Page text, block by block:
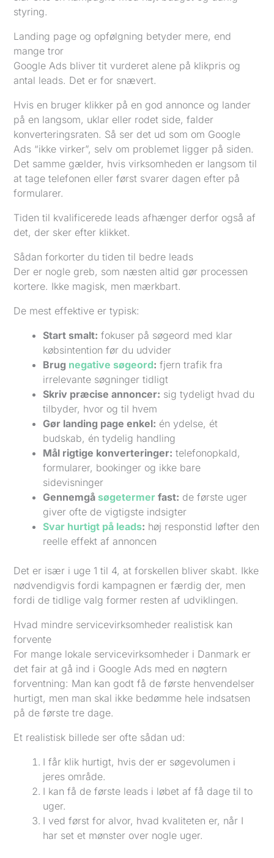
styring.
Landing page og opfølgning betyder mere, end
mange tror
Google Ads bliver tit vurderet alene på klikpris og
antal leads. Det er for snævert.
Hvis en bruger klikker på en god annonce og lander
på en langsom, uklar eller rodet side, falder
konverteringsraten. Så ser det ud som om Google
Ads “ikke virker”, selv om problemet ligger på siden.
Det samme gælder, hvis virksomheden er langsom til
at tage telefonen eller først svarer dagen efter på
formularer.
Tiden til kvalificerede leads afhænger derfor også af
det, der sker efter klikket.
Sådan forkorter du tiden til bedre leads
Der er nogle greb, som næsten altid gør processen
kortere. Ikke magisk, men mærkbart.
De mest effektive er typisk:
Start smalt: fokuser på søgeord med klar
købsintention før du udvider
Brug negative søgeord: fjern trafik fra
irrelevante søgninger tidligt
Skriv præcise annoncer: sig tydeligt hvad du
tilbyder, hvor og til hvem
Gør landing page enkel: én ydelse, ét
budskab, én tydelig handling
Mål rigtige konverteringer: telefonopkald,
formularer, bookinger og ikke bare
sidevisninger
Gennemgå søgetermer fast: de første uger
giver ofte de vigtigste indsigter
Svar hurtigt på leads: høj responstid løfter den
reelle effekt af annoncen
Det er især i uge 1 til 4, at forskellen bliver skabt. Ikke
nødvendigvis fordi kampagnen er færdig der, men
fordi de tidlige valg former resten af udviklingen.
Hvad mindre servicevirksomheder realistisk kan
forvente
For mange lokale servicevirksomheder i Danmark er
det fair at gå ind i Google Ads med en nøgtern
forventning: Man kan godt få de første henvendelser
hurtigt, men man skal ikke bedømme hele indsatsen
på de første tre dage.
Et realistisk billede ser ofte sådan ud:
I får klik hurtigt, hvis der er søgevolumen i
jeres område.
I kan få de første leads i løbet af få dage til to
uger.
I ved først for alvor, hvad kvaliteten er, når I
har set et mønster over nogle uger.